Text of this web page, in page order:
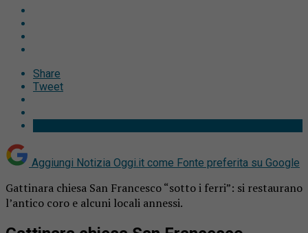
Share
Tweet
Aggiungi Notizia Oggi.it come Fonte preferita su Google
Gattinara chiesa San Francesco “sotto i ferri”: si restaurano
l’antico coro e alcuni locali annessi.